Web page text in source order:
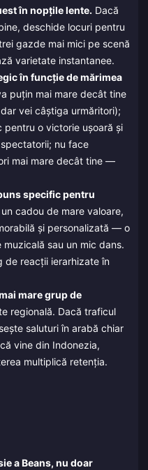
în nopțile lente. Dacă
deschide locuri pentru
gazde mai mici pe scenă
varietate instantanee.
în funcție de mărimea
puțin mai mare decât tine
vei câștiga urmăritori);
pentru o victorie ușoară și
nu face
mai mare decât tine —
specific pentru
cadou de mare valoare,
și personalizată — o
sau un mic dans.
de reacții ierarhizate în
mare grup de
regională. Dacă traficul
saluturi în arabă chiar
vine din Indonezia,
multiplică retenția.
a Beans, nu doar